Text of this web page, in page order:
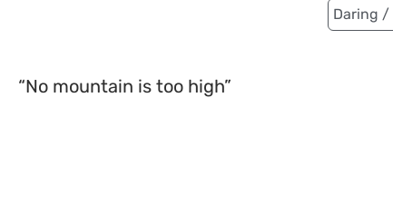
“No mountain is too high”